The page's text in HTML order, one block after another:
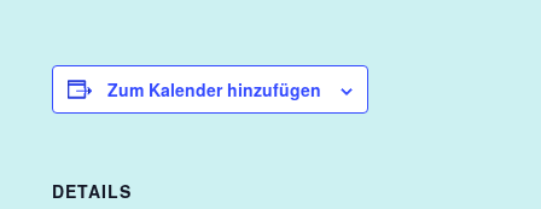
Feste
Zum Kalender hinzufügen
DETAILS